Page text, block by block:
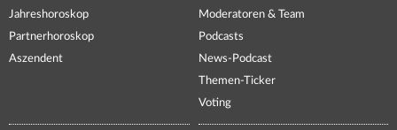
Jahreshoroskop
Partnerhoroskop
Aszendent
Moderatoren & Team
Podcasts
News-Podcast
Themen-Ticker
Voting